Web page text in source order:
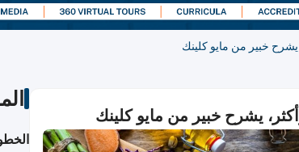
خبير من مايو كلينك
يشرح خبير من مايو كلينك